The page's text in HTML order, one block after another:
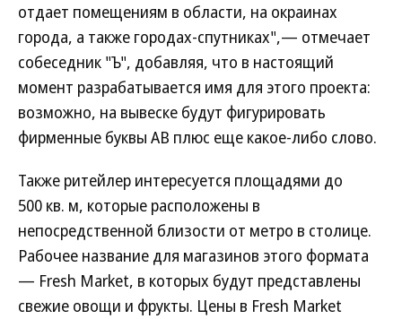
отдает помещениям в области, на окраинах
города, а также городах-спутниках",— отмечает
собеседник "Ъ", добавляя, что в настоящий
момент разрабатывается имя для этого проекта:
возможно, на вывеске будут фигурировать
фирменные буквы АВ плюс еще какое-либо слово.
Также ритейлер интересуется площадями до
500 кв. м, которые расположены в
непосредственной близости от метро в столице.
Рабочее название для магазинов этого формата
— Fresh Market, в которых будут представлены
свежие овощи и фрукты. Цены в Fresh Market